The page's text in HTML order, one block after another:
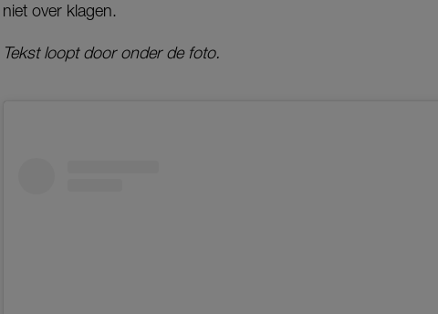
niet over klagen.
Tekst loopt door onder de foto.